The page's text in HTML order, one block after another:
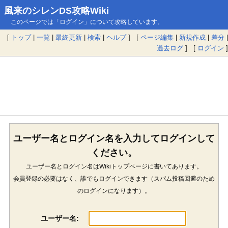
風来のシレンDS攻略Wiki
このページでは「ログイン」について攻略しています。
[ トップ| 一覧 | 最終更新 | 検索 | ヘルプ] [ ページ編集 | 新規作成 | 差分 |
過去ログ ] [ ログイン ]
ユーザー名とログイン名を入力してログインして
ください。
ユーザー名とログイン名はWikiトップページに書いてあります。
会員登録の必要はなく、誰でもログインできます（スパム投稿回避のため
のログインになります）。
ユーザー名: